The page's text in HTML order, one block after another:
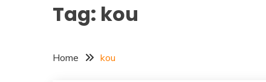
Tag: kou
Home kou